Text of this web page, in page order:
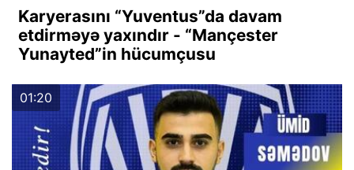
Karyerasını “Yuventus”da davam
etdirməyə yaxındır - “Mançester
Yunayted”in hücumçusu
01:20